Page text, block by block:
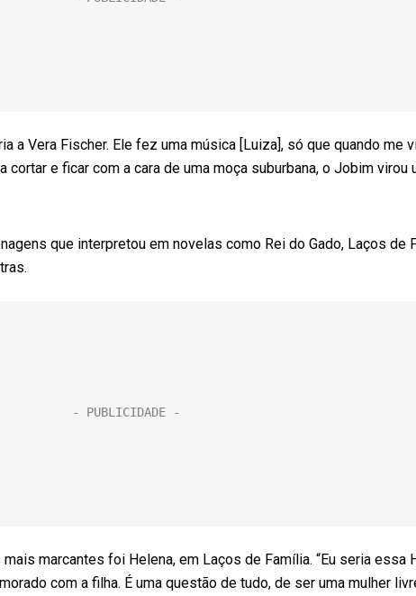
a Vera Fischer. Ele fez uma música [Luiza], só que quando me
e ficar com a cara de uma moça suburbana, o Jobim virou
que interpretou em novelas como Rei do Gado, Laços de
marcantes foi Helena, em Laços de Família. “Eu seria essa
com a filha. É uma questão de tudo, de ser uma mulher